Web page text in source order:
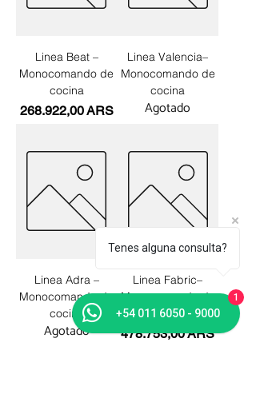
Linea Beat –
Monocomando de
cocina
Precio
268.922,00 ARS
Linea Valencia–
Monocomando de
cocina
Agotado
Linea Adra –
Monocomando de
cocina
Agotado
Linea Fabric–
Monocomando de
cocina
Precio
478.753,00 ARS
Tenes alguna consulta?
+54 011 6050 - 9000
1